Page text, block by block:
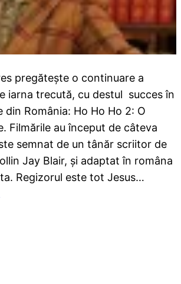
pregăteşte o continuare a
iarna trecută, cu destul succes în
din România: Ho Ho Ho 2: O
Filmările au început de câteva
semnat de un tânăr scriitor de
Jay Blair, şi adaptat în româna
Regizorul este tot Jesus…